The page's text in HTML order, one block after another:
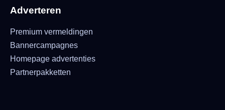
Adverteren
Premium vermeldingen
Bannercampagnes
Homepage advertenties
Partnerpakketten